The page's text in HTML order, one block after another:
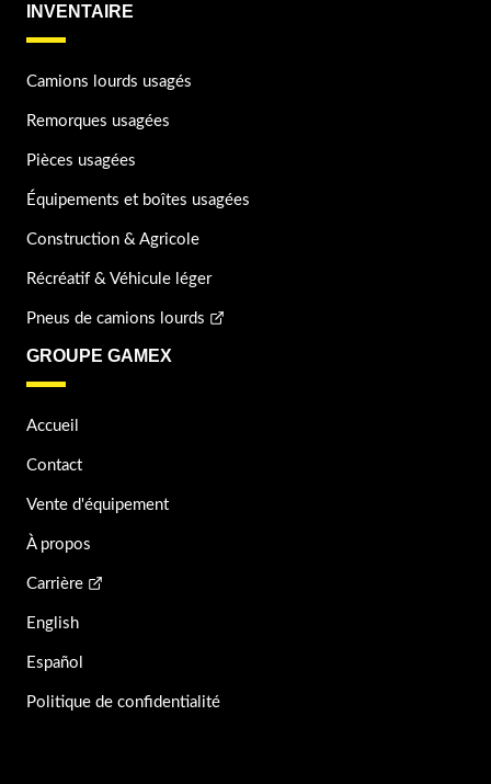
INVENTAIRE
Camions lourds usagés
Remorques usagées
Pièces usagées
Équipements et boîtes usagées
Construction & Agricole
Récréatif & Véhicule léger
Pneus de camions lourds
GROUPE GAMEX
Accueil
Contact
Vente d'équipement
À propos
Carrière
English
Español
Politique de confidentialité